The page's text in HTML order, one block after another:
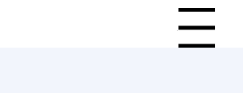
Menu